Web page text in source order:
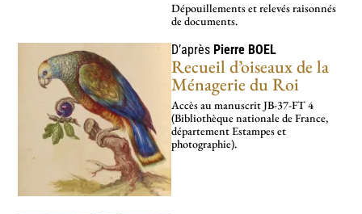
1515-1547 – règne de François I 1 1547-1559 – règne d’Henri II
1559-1560 – règne de François II 1560-1574 – règne de Charles IX 1
1574-1589 – règne d’Henri III 1589-1610 – règne d’Henri IV
1610-1643 – règne de Louis XIII
1643-1661 – régence et début du règne de Louis XIV
1661-1715 – règne personnel de Louis XIV
Dépouillements et relevés raisonnés
de documents.
D’après Pierre BOEL
Recueil d’oiseaux de la
Ménagerie du Roi
Accès au manus­crit JB-37-FT 4
(Bibliothèque nationale de France,
département Estampes et
photographie).